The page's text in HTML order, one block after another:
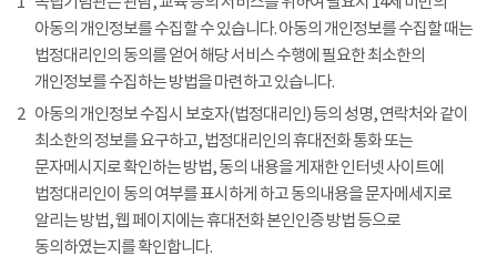
아동의 개인정보를 수집할 수 있습니다. 아동의 개인정보를 수집할 때는
법정대리인의 동의를 얻어 해당 서비스 수행에 필요한 최소한의
개인정보를 수집하는 방법을 마련하고 있습니다.
2 아동의 개인정보 수집시 보호자(법정대리인) 등의 성명, 연락처와 같이
최소한의 정보를 요구하고, 법정대리인의 휴대전화 통화 또는
문자메시지로 확인하는 방법, 동의 내용을 게재한 인터넷 사이트에
법정대리인이 동의 여부를 표시하게 하고 동의내용을 문자메세지로
알리는 방법, 웹 페이지에는 휴대전화 본인인증 방법 등으로
동의하였는지를 확인합니다.